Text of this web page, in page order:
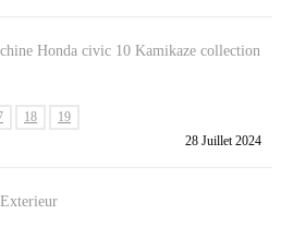
Honda civic 10 Kamikaze collection
18
19
28 Juillet 2024